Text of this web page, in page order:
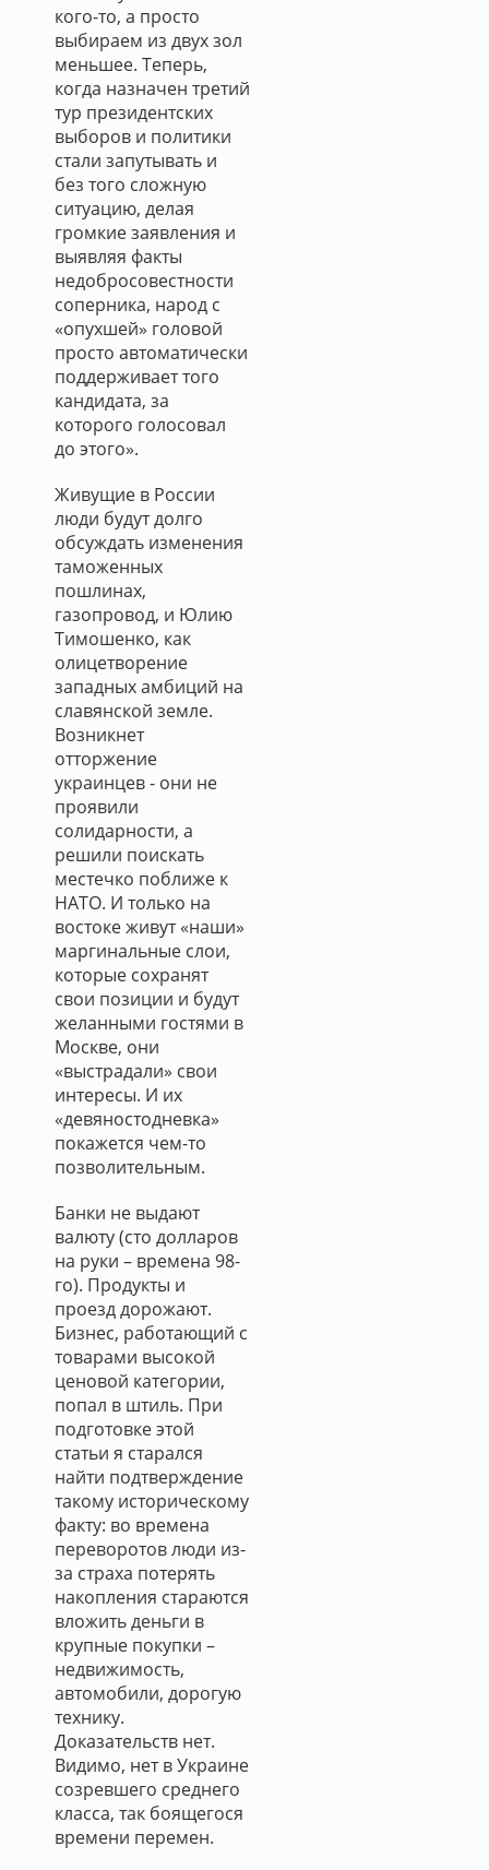
кого-то, а просто
выбираем из двух зол
меньшее. Теперь,
когда назначен третий
тур президентских
выборов и политики
стали запутывать и
без того сложную
ситуацию, делая
громкие заявления и
выявляя факты
недобросовестности
соперника, народ с
«опухшей» головой
просто автоматически
поддерживает того
кандидата, за
которого голосовал
до этого».
Живущие в России
люди будут долго
обсуждать изменения
таможенных
пошлинах,
газопровод, и Юлию
Тимошенко, как
олицетворение
западных амбиций на
славянской земле.
Возникнет
отторжение
украинцев - они не
проявили
солидарности, а
решили поискать
местечко поближе к
НАТО. И только на
востоке живут «наши»
маргинальные слои,
которые сохранят
свои позиции и будут
желанными гостями в
Москве, они
«выстрадали» свои
интересы. И их
«девяностодневка»
покажется чем-то
позволительным.
Банки не выдают
валюту (сто долларов
на руки – времена 98-
го). Продукты и
проезд дорожают.
Бизнес, работающий с
товарами высокой
ценовой категории,
попал в штиль. При
подготовке этой
статьи я старался
найти подтверждение
такому историческому
факту: во времена
переворотов люди из-
за страха потерять
накопления стараются
вложить деньги в
крупные покупки –
недвижимость,
автомобили, дорогую
технику.
Доказательств нет.
Видимо, нет в Украине
созревшего среднего
класса, так боящегося
времени перемен.